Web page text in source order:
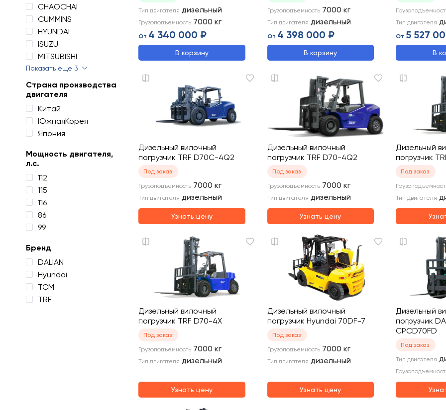
CHAOCHAI
CUMMINS
HYUNDAI
ISUZU
MITSUBISHI
Показать еще 3
Страна производства
двигателя
Китай
ЮжнаяКорея
Япония
Мощность двигателя,
л.с.
112
115
116
86
99
Бренд
DALIAN
Hyundai
TCM
TRF
Тип двигателя дизельный
Грузоподъемность 7000 кг
От 4 340 000 ₽
В корзину
Грузоподъемность 7000 кг
Тип двигателя дизельный
От 4 398 000 ₽
В корзину
Тип двигателя
От 5 527
В
Дизельный вилочный
погрузчик TRF D70C-4Q2
Под заказ
Грузоподъемность 7000 кг
Тип двигателя дизельный
Узнать цену
Дизельный вилочный
погрузчик TRF D70-4Q2
Под заказ
Грузоподъемность 7000 кг
Тип двигателя дизельный
Узнать цену
Дизельный
погрузчик
Под заказ
Тип двигателя
Дизельный вилочный
погрузчик TRF D70-4X
Под заказ
Грузоподъемность 7000 кг
Тип двигателя дизельный
Узнать цену
Дизельный вилочный
погрузчик Hyundai 70DF-7
Под заказ
Грузоподъемность 7000 кг
Тип двигателя дизельный
Узнать цену
Дизельный
погрузчик
CPCD70FD
Под заказ
Тип двигателя